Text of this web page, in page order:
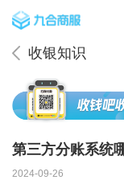
收银知识
第三方分账系统
2024-09-26